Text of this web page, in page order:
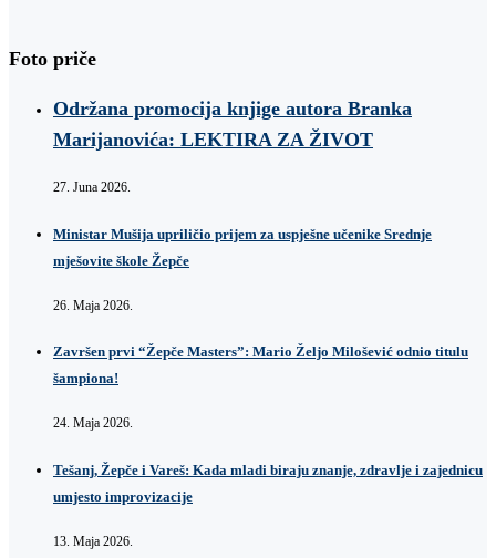
Foto priče
Održana promocija knjige autora Branka
Marijanovića: LEKTIRA ZA ŽIVOT
27. Juna 2026.
Ministar Mušija upriličio prijem za uspješne učenike Srednje
mješovite škole Žepče
26. Maja 2026.
Završen prvi “Žepče Masters”: Mario Željo Milošević odnio titulu
šampiona!
24. Maja 2026.
Tešanj, Žepče i Vareš: Kada mladi biraju znanje, zdravlje i zajednicu
umjesto improvizacije
13. Maja 2026.